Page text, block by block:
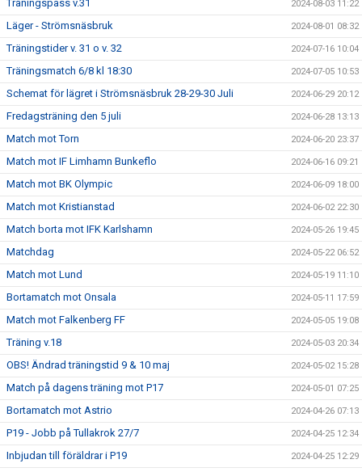
Träningspass v.31 2024-08-03 11:22
Läger - Strömsnäsbruk 2024-08-01 08:32
Träningstider v. 31 o v. 32 2024-07-16 10:04
Träningsmatch 6/8 kl 18:30 2024-07-05 10:53
Schemat för lägret i Strömsnäsbruk 28-29-30 Juli 2024-06-29 20:12
Fredagsträning den 5 juli 2024-06-28 13:13
Match mot Torn 2024-06-20 23:37
Match mot IF Limhamn Bunkeflo 2024-06-16 09:21
Match mot BK Olympic 2024-06-09 18:00
Match mot Kristianstad 2024-06-02 22:30
Match borta mot IFK Karlshamn 2024-05-26 19:45
Matchdag 2024-05-22 06:52
Match mot Lund 2024-05-19 11:10
Bortamatch mot Onsala 2024-05-11 17:59
Match mot Falkenberg FF 2024-05-05 19:08
Träning v.18 2024-05-03 20:34
OBS! Ändrad träningstid 9 & 10 maj 2024-05-02 15:28
Match på dagens träning mot P17 2024-05-01 07:25
Bortamatch mot Astrio 2024-04-26 07:13
P19 - Jobb på Tullakrok 27/7 2024-04-25 12:34
Inbjudan till föräldrar i P19 2024-04-25 12:29